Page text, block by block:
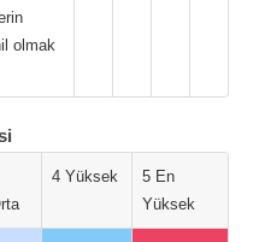
olmak
4 Yüksek
5 En
Yüksek